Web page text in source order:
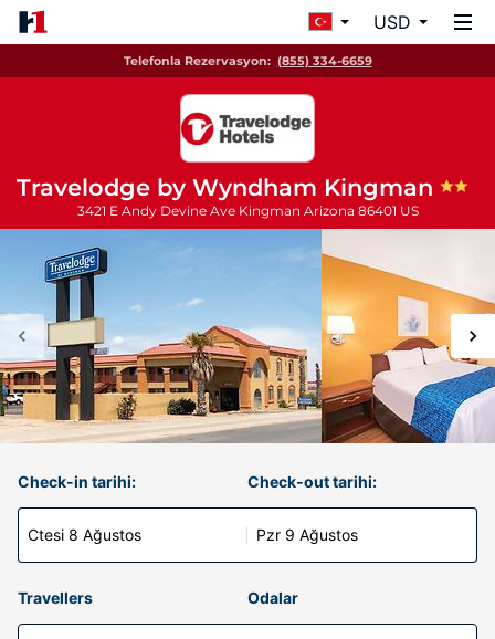
USD
Telefonla Rezervasyon: (855) 334-6659
Travelodge by Wyndham Kingman
3421 E Andy Devine Ave Kingman Arizona 86401 US
Check-in tarihi:
Ctesi 8 Ağustos
Check-out tarihi:
Pzr 9 Ağustos
Travellers Odalar